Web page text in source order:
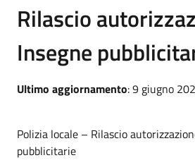
Rilascio
Insegne
Ultimo aggiornamento: 9 giugno
Polizia locale – Rilascio
pubblicitarie